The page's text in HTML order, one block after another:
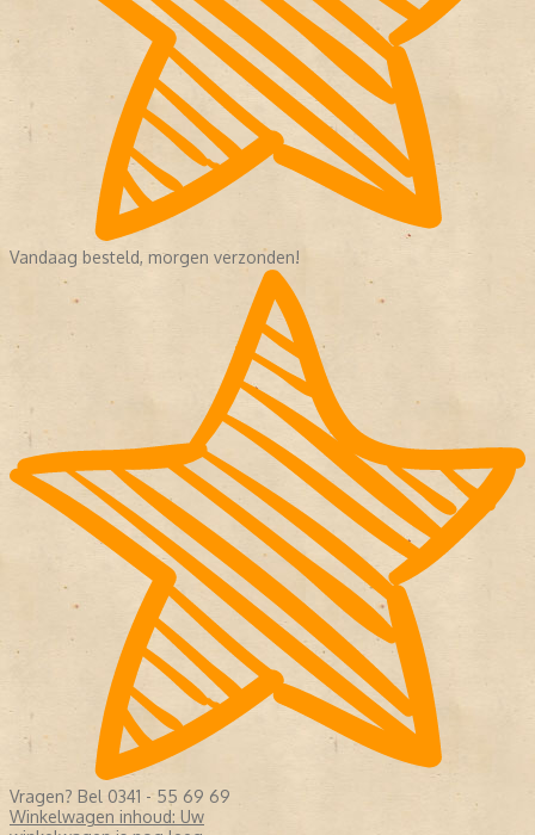
Vandaag besteld, morgen verzonden!
Vragen? Bel 0341 - 55 69 69
Winkelwagen inhoud: Uw